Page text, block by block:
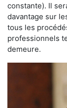
constante). Il
davantage sur
tous les
professionnels
demeure.